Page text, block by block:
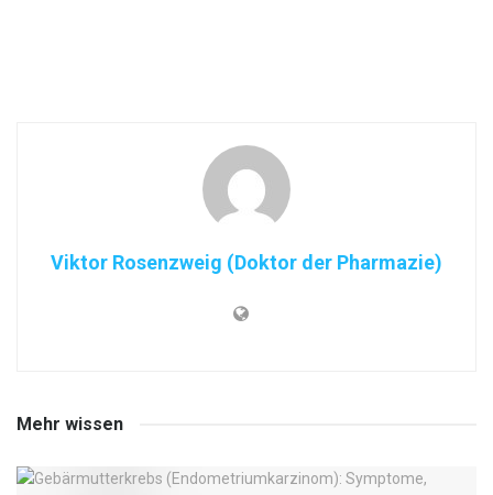
Viktor Rosenzweig (Doktor der Pharmazie)
Mehr wissen